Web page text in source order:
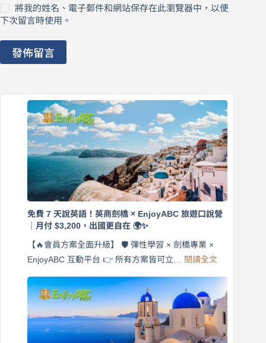
將我的姓名、電子郵件和網站保存在此瀏覽器中，以便
下次留言時使用。
發佈留言
免費 7 天說英語！英商劍橋 × EnjoyABC 旅遊口說營
｜月付 $3,200，出國更自在 🌍✨
【🔥會員方案全面升級】 🛡️ 彈性學習 × 劍橋專業 ×
EnjoyABC 互動平台 👉 所有方案皆可立… 閱讀全文:
費
天
說
英
語！